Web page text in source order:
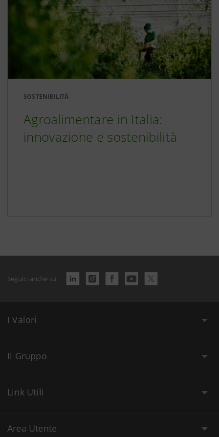
SOSTENIBILITÀ
Agroalimentare in Italia:
innovazione e sostenibilità
Seguici anche su
I Valori
Il Gruppo
Link Utili
Area Utente